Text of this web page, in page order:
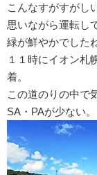
こんなすがすがし
思いながら運転し
緑が鮮やかでした
１１時にイオン札
着。
この道のりの中で
SA・PAが少ない。